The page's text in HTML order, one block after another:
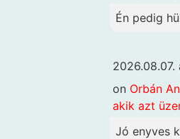
Én pedig
2026.08.07.
on Orbán
akik azt
Jó enyves